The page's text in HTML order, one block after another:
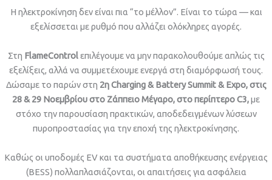
Η ηλεκτροκίνηση δεν είναι πια “το μέλλον”. Είναι το τώρα — και
εξελίσσεται με ρυθμό που αλλάζει ολόκληρες αγορές.
Στη FlameControlεπιλέγουμε να μην παρακολουθούμε απλώς τις
εξελίξεις, αλλά να συμμετέχουμε ενεργά στη διαμόρφωσή τους.
Δώσαμε το παρών στη 2η Charging & Battery Summit & Expo, στις
28 & 29 Νοεμβρίου στο Ζάππειο Μέγαρο, στο περίπτερο C3,με
στόχο την παρουσίαση πρακτικών, αποδεδειγμένων λύσεων
πυροπροστασίας για την εποχή της ηλεκτροκίνησης.
Καθώς οι υποδομές EV και τα συστήματα αποθήκευσης ενέργειας
(BESS) πολλαπλασιάζονται, οι απαιτήσεις για ασφάλεια